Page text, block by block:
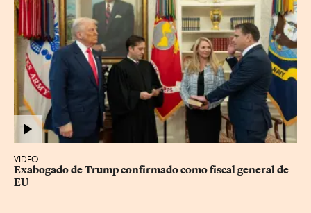
VIDEO
Exabogado de Trump confirmado como fiscal general de
EU